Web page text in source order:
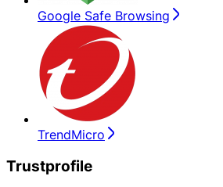
Google Safe Browsing
TrendMicro
Trustprofile